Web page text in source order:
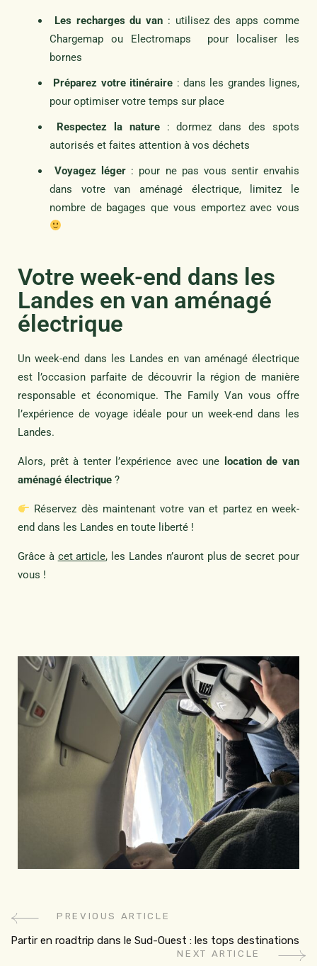
Les recharges du van : utilisez des apps comme
Chargemap ou Electromaps pour localiser les
bornes
Préparez votre itinéraire : dans les grandes lignes,
pour optimiser votre temps sur place
Respectez la nature: dormez dans des spots
autorisés et faites attention à vos déchets
Voyagez léger : pour ne pas vous sentir envahis
dans votre van aménagé électrique, limitez le
nombre de bagages que vous emportez avec vous
Votre week-end dans les
Landes en van aménagé
électrique
Un week-end dans les Landes en van aménagé électrique
est l’occasion parfaite de découvrir la région de manière
responsable et économique. The Family Van vous offre
l’expérience de voyage idéale pour un week-end dans les
Landes.
Alors, prêt à tenter l’expérience avec une
location de van
aménagé électrique ?
Réservez dès maintenant votre van et partez en week-
end dans les Landes en toute liberté !
Grâce à cet article, les Landes n’auront plus de secret pour
vous !
PREVIOUS ARTICLE
Partir en roadtrip dans le Sud-Ouest : les tops destinations
NEXT ARTICLE